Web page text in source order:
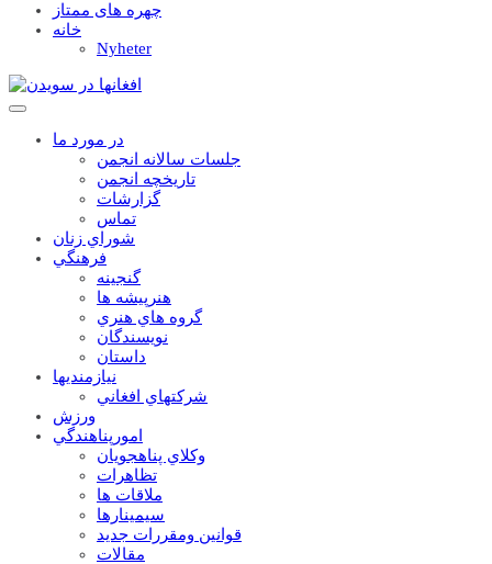
چهره های ممتاز
خانه
Nyheter
در مورد ما
جلسات سالانه انجمن
تاریخچه انجمن
گزارشات
تماس
شوراي زنان
فرهنگي
گنجينه
هنرپيشه ها
گروه هاي هنري
نويسندگان
داستان
نيازمنديها
شرکتهاي افغاني
ورزش
امورپناهندگي
وکلاي پناهجويان
تظاهرات
ملاقات ها
سيمينارها
قوانين ومقررات جديد
مقالات